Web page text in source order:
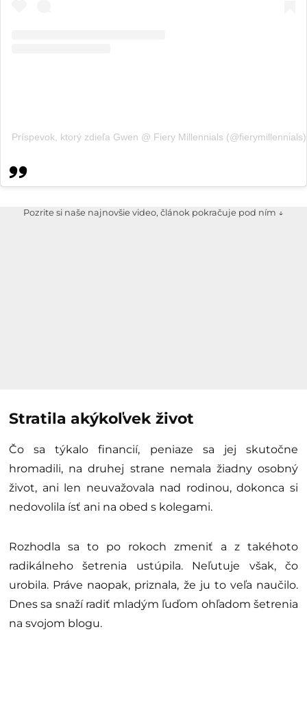
Príspevok, ktorý zdieľa Gwen @ Fiery Millennials (@fierymillennials)
Pozrite si naše najnovšie video, článok pokračuje pod ním ↓
Stratila akýkoľvek život
Čo sa týkalo financií, peniaze sa jej skutočne
hromadili, na druhej strane nemala žiadny osobný
život, ani len neuvažovala nad rodinou, dokonca si
nedovolila ísť ani na obed s kolegami.
Rozhodla sa to po rokoch zmeniť a z takéhoto
radikálneho šetrenia ustúpila. Neľutuje však, čo
urobila. Práve naopak, priznala, že ju to veľa naučilo.
Dnes sa snaží radiť mladým ľuďom ohľadom šetrenia
na svojom blogu.